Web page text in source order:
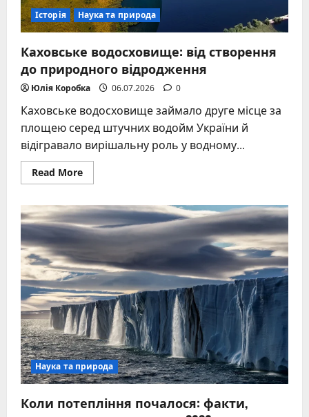
Історія Наука та природа
Каховське водосховище: від створення
до природного відродження
Юлія Коробка 06.07.2026 0
Каховське водосховище займало друге місце за
площею серед штучних водойм України й
відігравало вирішальну роль у водному...
Read MoreRead
more
водосховище:
від
створення
до
відродження
Наука та природа
Коли потепління почалося: факти,